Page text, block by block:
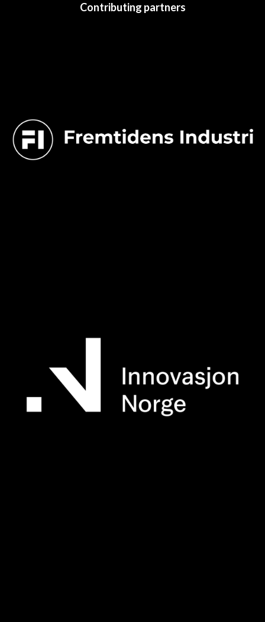
Contributing partners